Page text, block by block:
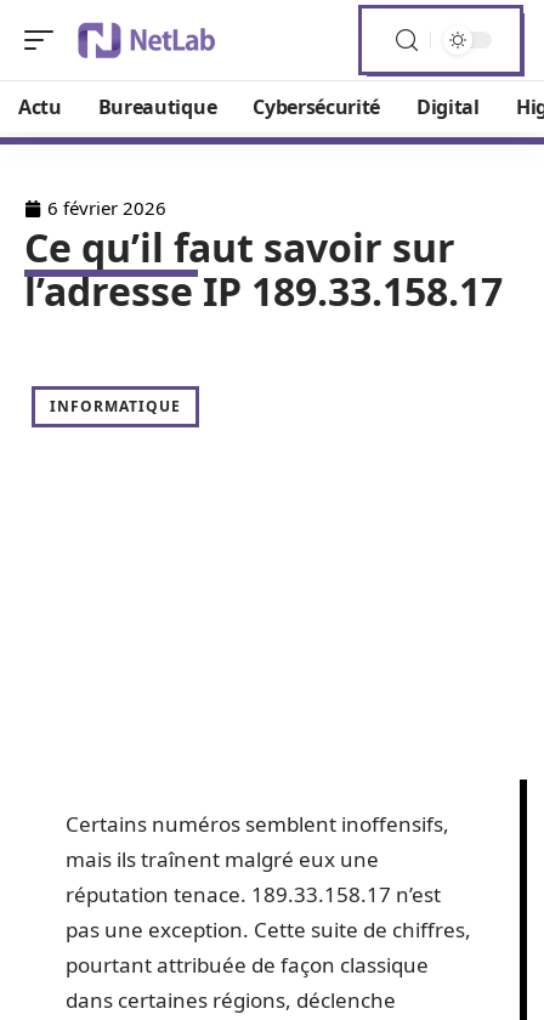
Actu Bureautique Cybersécurité Digital
6 février 2026
Ce qu’il faut savoir sur
l’adresse IP 189.33.158.17
INFORMATIQUE
Certains numéros semblent inoffensifs,
mais ils traînent malgré eux une
réputation tenace. 189.33.158.17 n’est
pas une exception. Cette suite de chiffres,
pourtant attribuée de façon classique
dans certaines régions, déclenche